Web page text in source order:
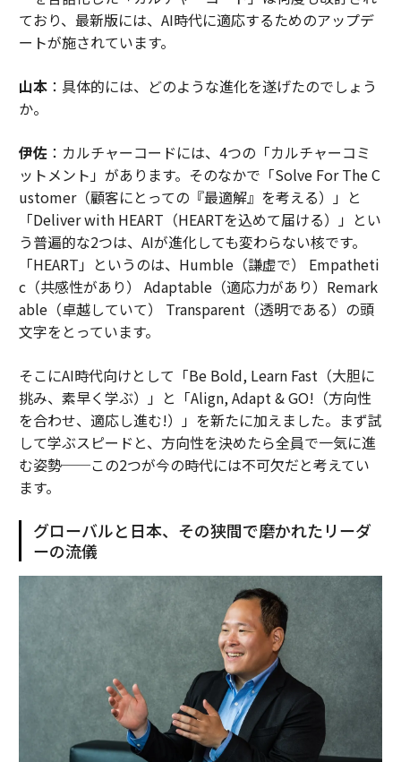
ており、最新版には、AI時代に適応するためのアップデ
ートが施されています。
山本：具体的には、どのような進化を遂げたのでしょう
か。
伊佐：カルチャーコードには、4つの「カルチャーコミ
ットメント」があります。そのなかで「Solve For The C
ustomer（顧客にとっての『最適解』を考える）」と
「Deliver with HEART（HEARTを込めて届ける）」とい
う普遍的な2つは、AIが進化しても変わらない核です。
「HEART」というのは、Humble（謙虚で） Empatheti
c（共感性があり） Adaptable（適応力があり）Remark
able（卓越していて） Transparent（透明である）の頭
文字をとっています。
そこにAI時代向けとして「Be Bold, Learn Fast（大胆に
挑み、素早く学ぶ）」と「Align, Adapt & GO!（方向性
を合わせ、適応し進む!）」を新たに加えました。まず試
して学ぶスピードと、方向性を決めたら全員で一気に進
む姿勢──この2つが今の時代には不可欠だと考えてい
ます。
グローバルと日本、その狭間で磨かれたリーダ
ーの流儀